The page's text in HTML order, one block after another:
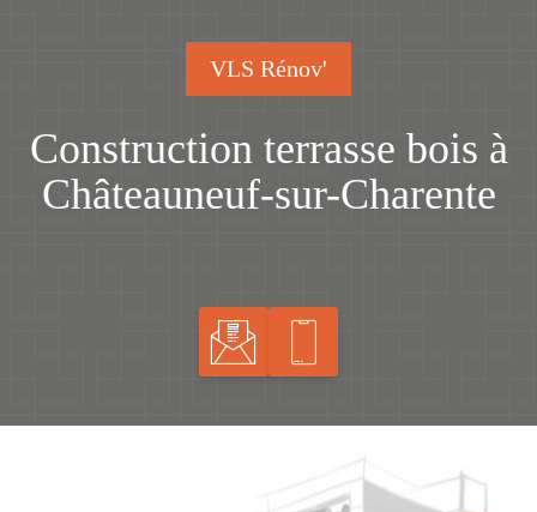
VLS Rénov'
Construction terrasse bois à
Châteauneuf-sur-Charente